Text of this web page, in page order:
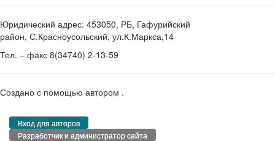
Юридический адрес: 453050, РБ, Гафурийский
район, С.Красноусольский, ул.К.Маркса,14
Тел. – факс 8(34740) 2-13-59
Создано с помощью автором .
Вход для авторов
Разработчик и администратор сайта